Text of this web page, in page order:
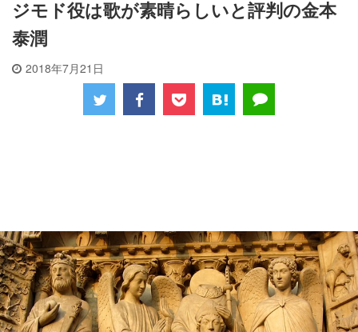
ジモド役は歌が素晴らしいと評判の金本
泰潤
2018年7月21日